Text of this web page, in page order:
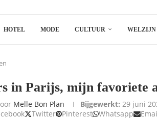
HOTEL MODE CULTUUR WELZIJN
in Parijs, mijn favoriete
Melle Bon Plan Bijgewerkt: 29 juni
Twitter Pinterest Whatsapp